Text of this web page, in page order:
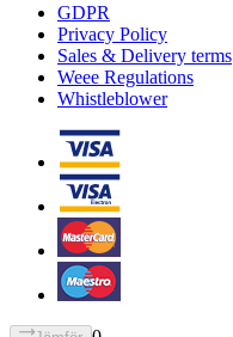
GDPR
Privacy Policy
Sales & Delivery terms
Weee Regulations
Whistleblower